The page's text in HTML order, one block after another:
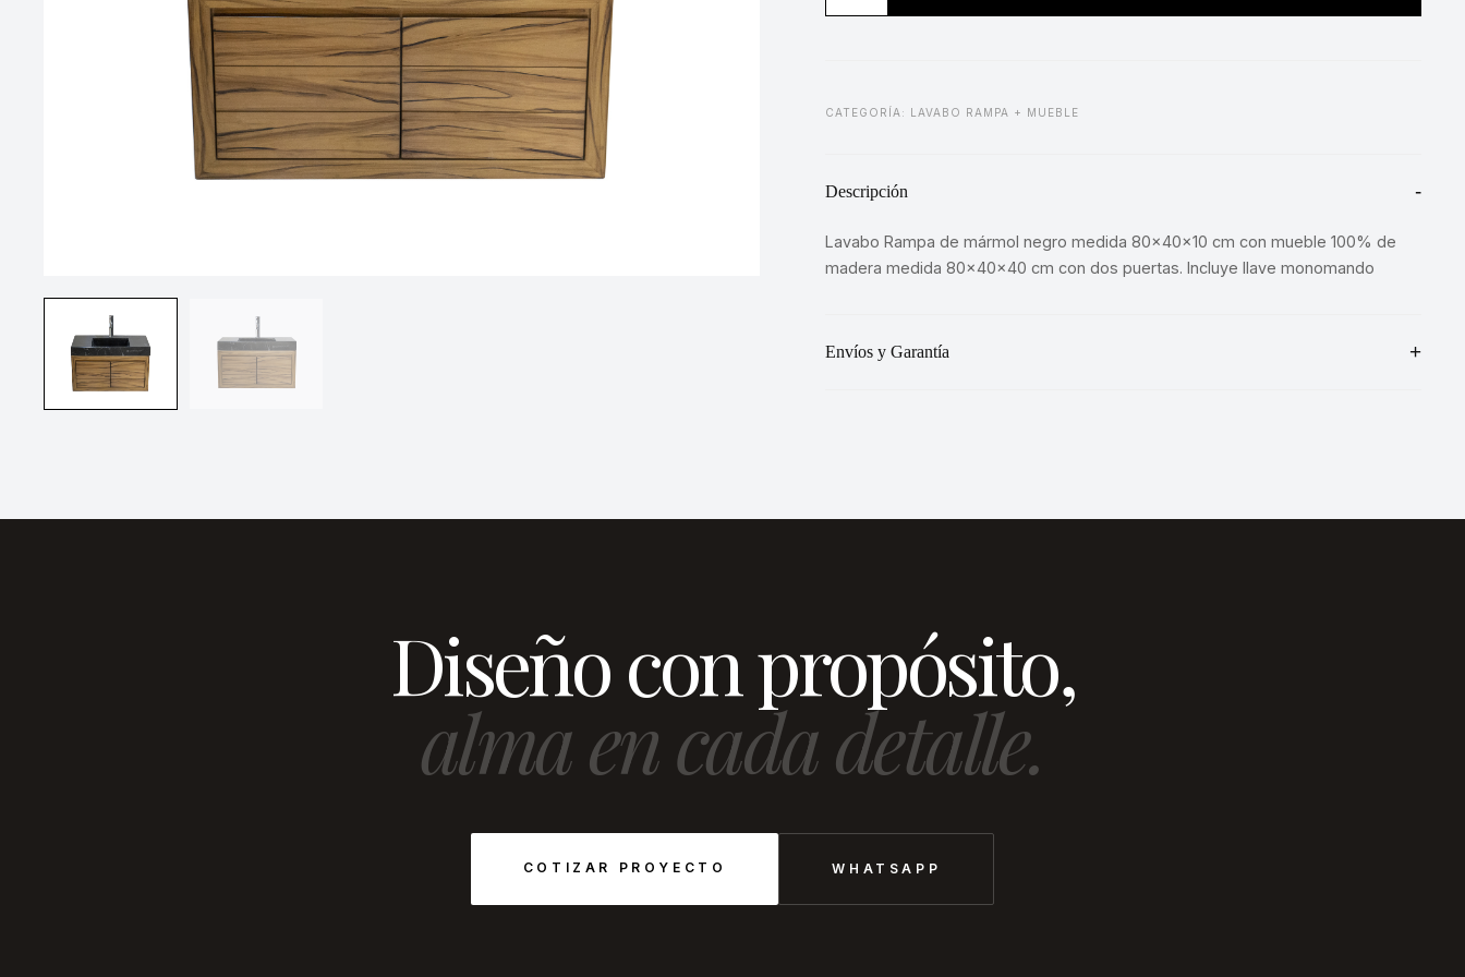
CATEGORÍA: LAVABO RAMPA + MUEBLE
Descripción
Lavabo Rampa de mármol negro medida 80x40x10 cm con mueble 100% de
madera medida 80x40x40 cm con dos puertas. Incluye llave monomando
Envíos y Garantía
Diseño con propósito,
alma en cada detalle.
COTIZAR PROYECTO WHATSAPP